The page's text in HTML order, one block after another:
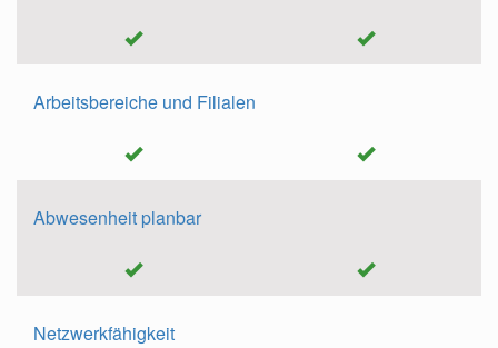
Arbeitsbereiche und Filialen
Abwesenheit planbar
Netzwerkfähigkeit